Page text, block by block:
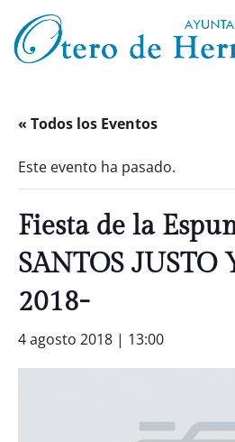
« Todos los Eventos
Este evento ha pasado.
Fiesta de la
SANTOS JUSTO
2018-
4 agosto 2018 | 13:00